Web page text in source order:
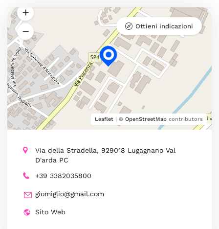
Leaflet | © OpenStreetMap contributors
Ottieni indicazioni
Via della Stradella, 929018 Lugagnano Val
D'arda PC
+39 3382035800
giomiglio@gmail.com
Sito Web